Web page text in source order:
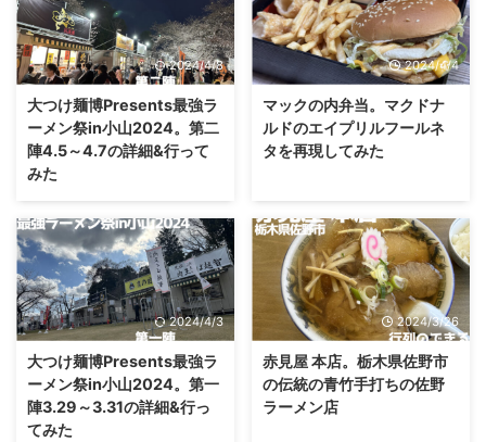
2024/4/8
大つけ麺博Presents最強ラ
ーメン祭in小山2024。第二
陣4.5～4.7の詳細&行って
みた
2024/4/4
マックの内弁当。マクドナ
ルドのエイプリルフールネ
タを再現してみた
2024/4/3
大つけ麺博Presents最強ラ
ーメン祭in小山2024。第一
陣3.29～3.31の詳細&行っ
てみた
2024/3/26
赤見屋 本店。栃木県佐野市
の伝統の青竹手打ちの佐野
ラーメン店